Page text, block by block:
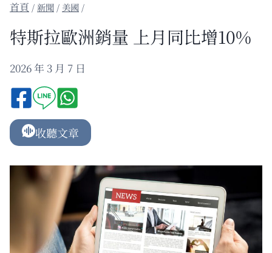
/新聞 / 美國 /
特斯拉歐洲銷量 上月同比增10%
2026 年 3 月 7 日
收聽文章